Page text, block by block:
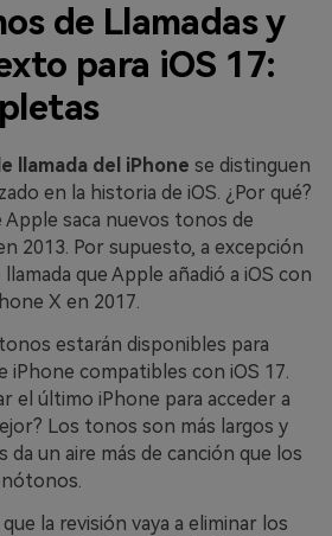
de Llamadas y
para iOS 17:
llamada del iPhone se distinguen
en la historia de iOS. ¿Por qué?
Apple saca nuevos tonos de
2013. Por supuesto, a excepción
que Apple añadió a iOS con
X en 2017.
estarán disponibles para
iPhone compatibles con iOS 17.
el último iPhone para acceder a
Los tonos son más largos y
da un aire más de canción que los
la revisión vaya a eliminar los